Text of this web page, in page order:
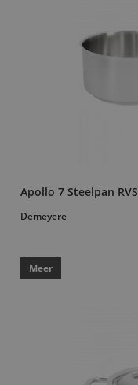
Apollo 7 Steelpan
Demeyere
Meer